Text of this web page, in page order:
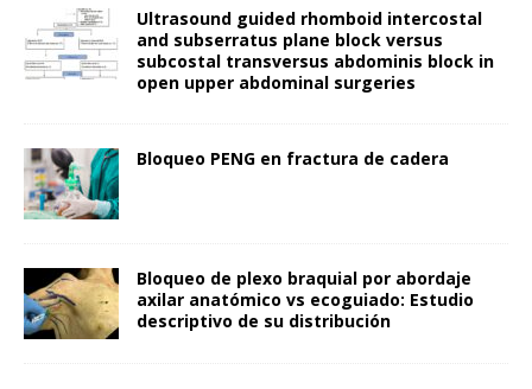
Ultrasound guided rhomboid intercostal
and subserratus plane block versus
subcostal transversus abdominis block in
open upper abdominal surgeries
Bloqueo PENG en fractura de cadera
Bloqueo de plexo braquial por abordaje
axilar anatómico vs ecoguiado: Estudio
descriptivo de su distribución